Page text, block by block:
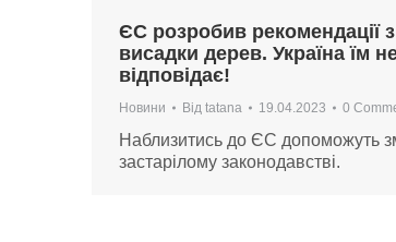
ЄС розробив рекомендації з
висадки дерев. Україна їм
відповідає!
Новини Від tatana 19.04.2023 0
Наблизитись до ЄС допоможуть
застарілому законодавстві.